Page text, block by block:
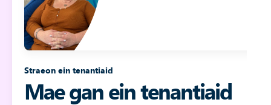
Straeon ein tenantiaid
Mae gan ein tenantiaid